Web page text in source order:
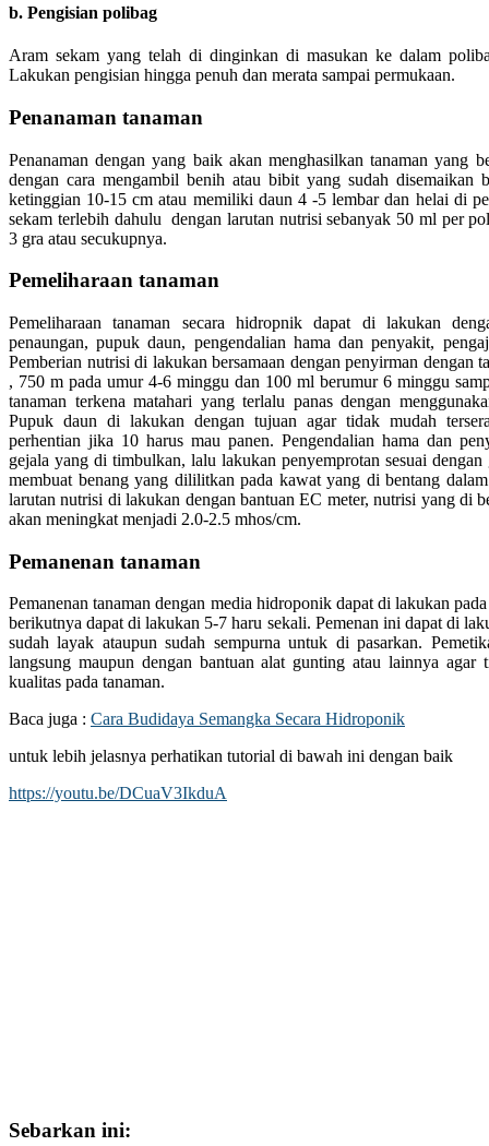
b. Pengisian polibag
Aram sekam yang telah di dinginkan di masukan ke dalam
Lakukan pengisian hingga penuh dan merata sampai permukaan.
Penanaman tanaman
Penanaman dengan yang baik akan menghasilkan tanaman yang
dengan cara mengambil benih atau bibit yang sudah disemaikan
ketinggian 10-15 cm atau memiliki daun 4 -5 lembar dan helai di
sekam terlebih dahulu dengan larutan nutrisi sebanyak 50 ml per
3 gra atau secukupnya.
Pemeliharaan tanaman
Pemeliharaan tanaman secara hidropnik dapat di lakukan
penaungan, pupuk daun, pengendalian hama dan penyakit,
Pemberian nutrisi di lakukan bersamaan dengan penyirman dengan
, 750 m pada umur 4-6 minggu dan 100 ml berumur 6 minggu
tanaman terkena matahari yang terlalu panas dengan
Pupuk daun di lakukan dengan tujuan agar tidak mudah
perhentian jika 10 harus mau panen. Pengendalian hama dan
gejala yang di timbulkan, lalu lakukan penyemprotan sesuai
membuat benang yang dililitkan pada kawat yang di bentang dalam
larutan nutrisi di lakukan dengan bantuan EC meter, nutrisi yang di
akan meningkat menjadi 2.0-2.5 mhos/cm.
Pemanenan tanaman
Pemanenan tanaman dengan media hidroponik dapat di lakukan
berikutnya dapat di lakukan 5-7 haru sekali. Pemenan ini dapat di
sudah layak ataupun sudah sempurna untuk di pasarkan.
langsung maupun dengan bantuan alat gunting atau lainnya agar
kualitas pada tanaman.
Baca juga : Cara Budidaya Semangka Secara Hidroponik
untuk lebih jelasnya perhatikan tutorial di bawah ini dengan baik
https://youtu.be/DCuaV3IkduA
Sebarkan ini: